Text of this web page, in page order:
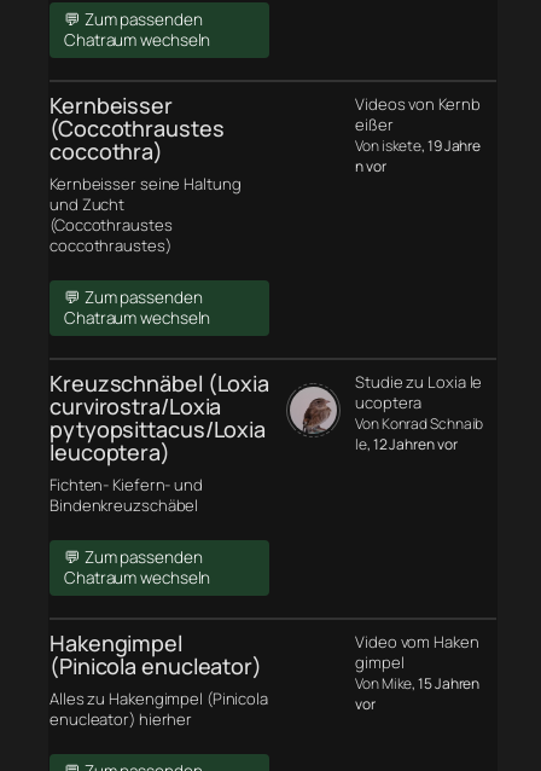
💬 Zum passenden
Chatraum wechseln
Kernbeisser
(Coccothraustes
coccothra)
Kernbeisser seine Haltung
und Zucht
(Coccothraustes
coccothraustes)
💬 Zum passenden
Chatraum wechseln
Videos von Kernb
eißer
Von iskete, 19 Jahre
n vor
Kreuzschnäbel (Loxia
curvirostra/Loxia
pytyopsittacus/Loxia
leucoptera)
Fichten- Kiefern- und
Bindenkreuzschäbel
💬 Zum passenden
Chatraum wechseln
Studie zu Loxia le
ucoptera
Von Konrad Schnaib
le, 12 Jahren vor
Hakengimpel
(Pinicola enucleator)
Alles zu Hakengimpel (Pinicola
enucleator) hierher
Video vom Haken
gimpel
Von Mike, 15 Jahren
vor